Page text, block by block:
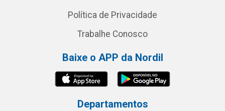
Política de Privacidade
Trabalhe Conosco
Baixe o APP da Nordil
Departamentos